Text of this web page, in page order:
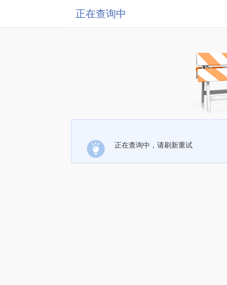
正在查询中
正在查询中，请刷新重试